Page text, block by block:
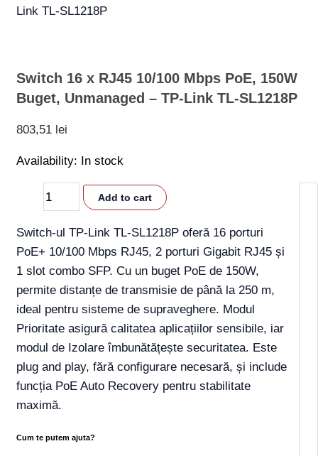
Link TL-SL1218P
Switch 16 x RJ45 10/100 Mbps PoE, 150W
Buget, Unmanaged – TP-Link TL-SL1218P
803,51 lei
Availability: In stock
TP-
quantity
Add to cart
Switch-ul TP-Link TL-SL1218P oferă 16 porturi
PoE+ 10/100 Mbps RJ45, 2 porturi Gigabit RJ45 și
1 slot combo SFP. Cu un buget PoE de 150W,
permite distanțe de transmisie de până la 250 m,
ideal pentru sisteme de supraveghere. Modul
Prioritate asigură calitatea aplicațiilor sensibile, iar
modul de Izolare îmbunătățește securitatea. Este
plug and play, fără configurare necesară, și include
funcția PoE Auto Recovery pentru stabilitate
maximă.
Cum te putem ajuta?